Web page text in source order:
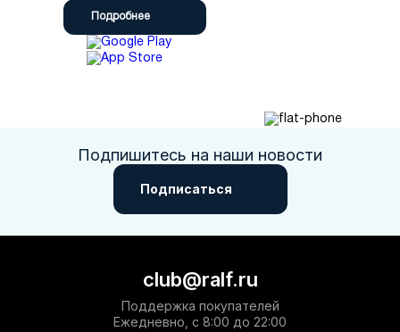
Подробнее
Подпишитесь на наши новости
Подписаться
club@ralf.ru
Поддержка покупателей
Ежедневно, с 8:00 до 22:00